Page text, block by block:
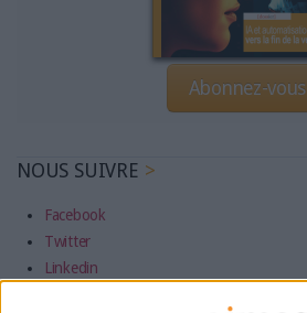
Abonnez-vous
NOUS SUIVRE
Facebook
Twitter
Linkedin